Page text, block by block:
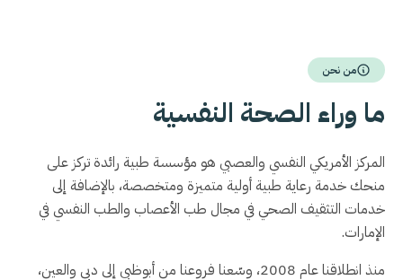
من نحن
ما وراء الصحة النفسية
المركز الأمريكي النفسي والعصبي هو مؤسسة طبية رائدة تركز على
منحك خدمة رعاية طبية أولية متميزة ومتخصصة، بالإضافة إلى
خدمات التثقيف الصحي في مجال طب الأعصاب والطب النفسي في
الإمارات.
منذ انطلاقنا عام 2008، وسّعنا فروعنا من أبوظبي إلى دبي والعين،